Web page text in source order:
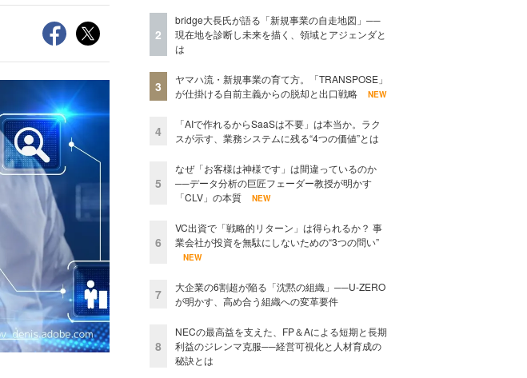
2
bridge大長氏が語る「新規事業の自走地図」──
現在地を診断し未来を描く、領域とアジェンダと
は
3
ヤマハ流・新規事業の育て方。「TRANSPOSE」
が仕掛ける自前主義からの脱却と出口戦略
NEW
4
「AIで作れるからSaaSは不要」は本当か。ラク
スが示す、業務システムに残る“4つの価値”とは
5
なぜ「お客様は神様です」は間違っているのか
──データ分析の巨匠フェーダー教授が明かす
「CLV」の本質
NEW
6
VC出資で「戦略的リターン」は得られるか？ 事
業会社が投資を無駄にしないための“3つの問い”
NEW
7
大企業の6割超が陥る「沈黙の組織」──U-ZERO
が明かす、高め合う組織への変革要件
8
NECの最高益を支えた、FP＆Aによる短期と長期
利益のジレンマ克服──経営可視化と人材育成の
秘訣とは